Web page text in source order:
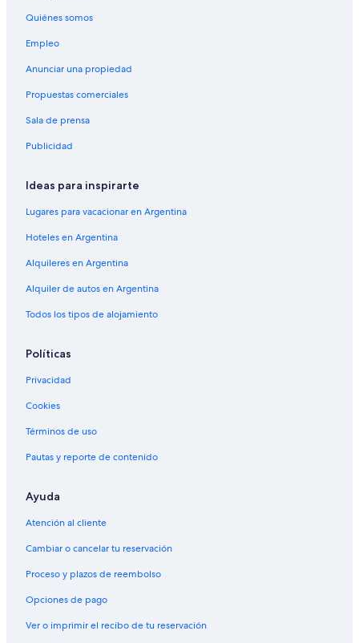
Quiénes somos
Empleo
Anunciar una propiedad
Propuestas comerciales
Sala de prensa
Publicidad
Ideas para inspirarte
Lugares para vacacionar en Argentina
Hoteles en Argentina
Alquileres en Argentina
Alquiler de autos en Argentina
Todos los tipos de alojamiento
Políticas
Privacidad
Cookies
Términos de uso
Pautas y reporte de contenido
Ayuda
Atención al cliente
Cambiar o cancelar tu reservación
Proceso y plazos de reembolso
Opciones de pago
Ver o imprimir el recibo de tu reservación